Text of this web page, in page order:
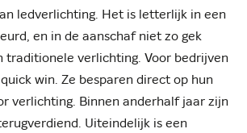
ledverlichting. Het is letterlijk in een
en in de aanschaf niet zo gek
traditionele verlichting. Voor bedrijven
win. Ze besparen direct op hun
verlichting. Binnen anderhalf jaar zijn
Uiteindelijk is een